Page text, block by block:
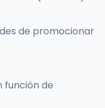
de promocionar
función de